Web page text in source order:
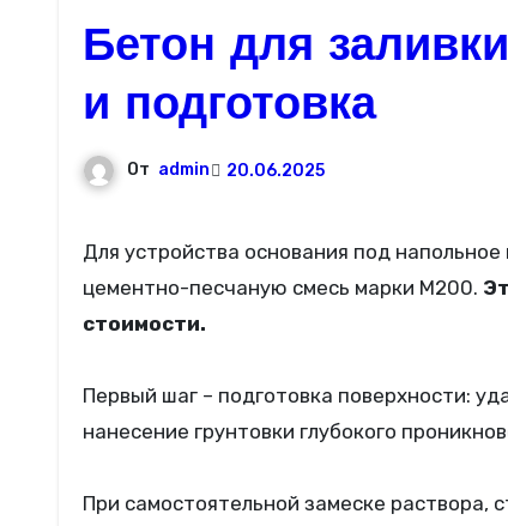
Бетон для
и подготовка
От admin 20.06.2025
Для устройства основания под напольное покрытие в жилых помещениях, рекомендуем использовать
цементно-песчаную смесь марки М200.
стоимости.
Первый шаг – подготовка поверхности:
нанесение грунтовки глубокого
При самостоятельной замеске раствора,